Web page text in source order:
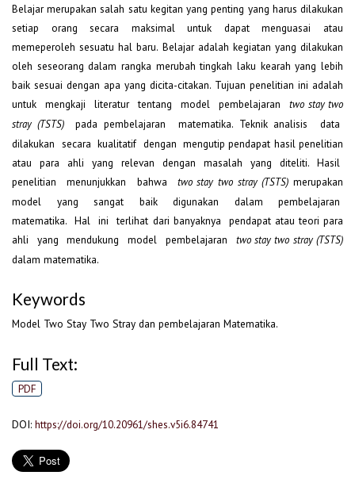
Belajar merupakan salah satu kegitan yang penting yang harus dilakukan
setiap orang secara maksimal untuk dapat menguasai atau
memeperoleh sesuatu hal baru. Belajar adalah kegiatan yang dilakukan
oleh seseorang dalam rangka merubah tingkah laku kearah yang lebih
baik sesuai dengan apa yang dicita-citakan. Tujuan penelitian ini adalah
untuk mengkaji literatur tentang model pembelajaran two stay two
stray (TSTS)
pada pembelajaran matematika. Teknik analisis data
dilakukan secara kualitatif dengan mengutip pendapat hasil penelitian
atau para ahli yang relevan dengan masalah yang diteliti. Hasil
penelitian menunjukkan bahwa two stay two stray (TSTS)merupakan
model yang sangat baik digunakan dalam pembelajaran
matematika. Hal ini terlihat dari banyaknya pendapat atau teori para
ahli yang mendukung model pembelajaran two stay two stray (TSTS)
dalam matematika.
Keywords
Model Two Stay Two Stray dan pembelajaran Matematika.
Full Text:
PDF
DOI: https://doi.org/10.20961/shes.v5i6.84741